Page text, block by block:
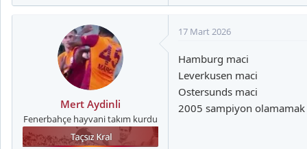
k
r
:
Mert Aydinli
Fenerbahçe hayvani takım kurdu
17 Mart 2026
Hamburg maci
Leverkusen maci
Ostersunds maci
2005 sampiyon olamamak